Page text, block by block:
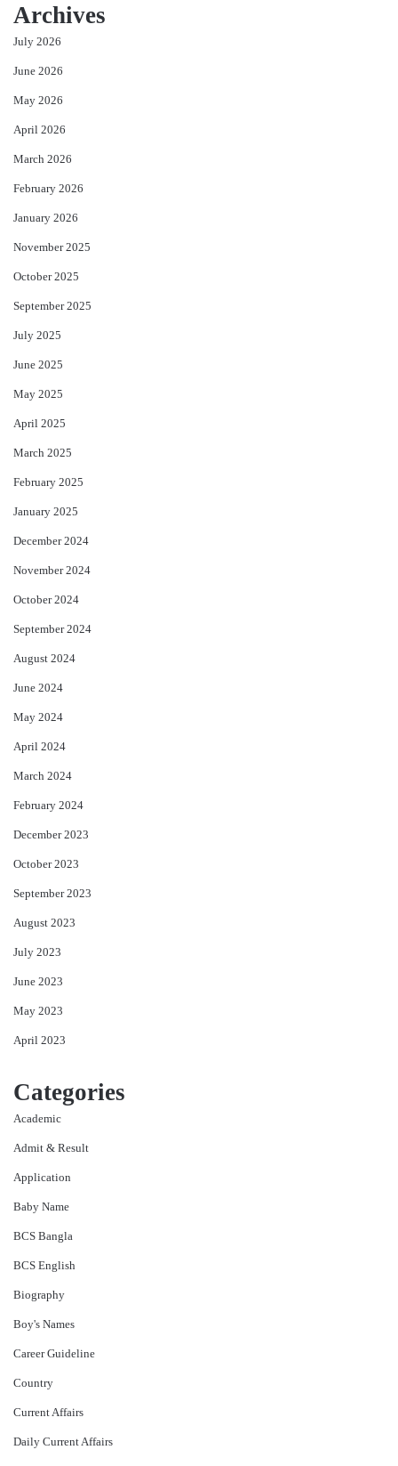
Archives
July 2026
June 2026
May 2026
April 2026
March 2026
February 2026
January 2026
November 2025
October 2025
September 2025
July 2025
June 2025
May 2025
April 2025
March 2025
February 2025
January 2025
December 2024
November 2024
October 2024
September 2024
August 2024
June 2024
May 2024
April 2024
March 2024
February 2024
December 2023
October 2023
September 2023
August 2023
July 2023
June 2023
May 2023
April 2023
Categories
Academic
Admit & Result
Application
Baby Name
BCS Bangla
BCS English
Biography
Boy's Names
Career Guideline
Country
Current Affairs
Daily Current Affairs